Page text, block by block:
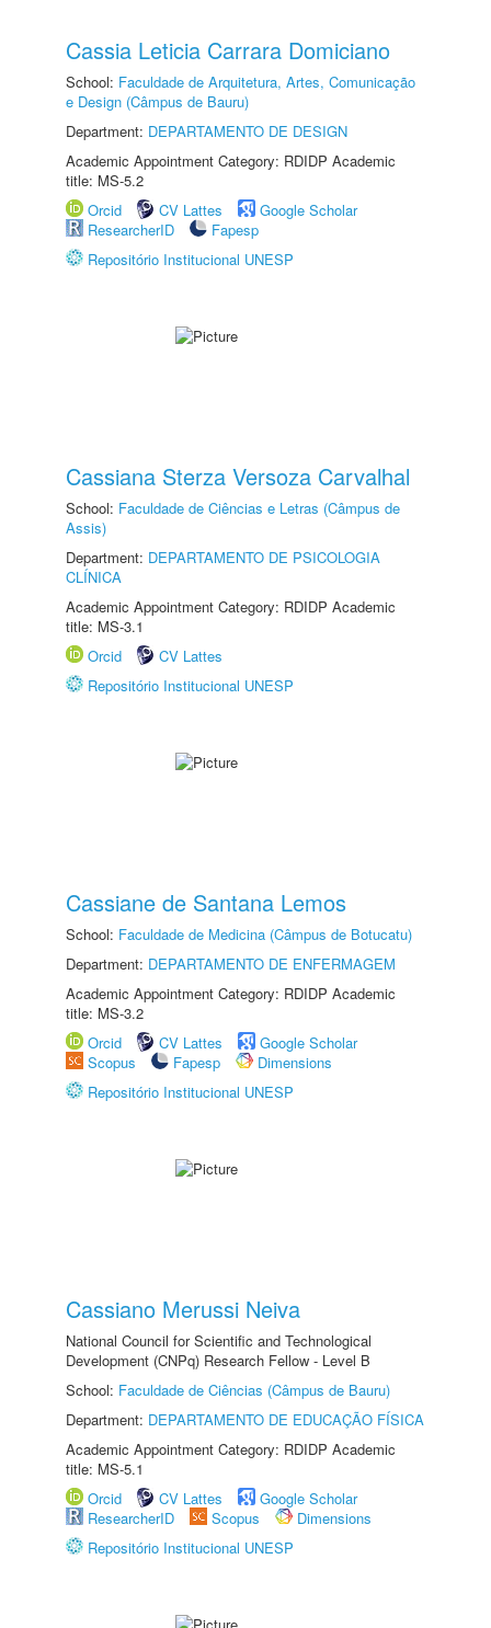
Cassia Leticia Carrara Domiciano
School: Faculdade de Arquitetura, Artes, Comunicação
e Design (Câmpus de Bauru)
Department: DEPARTAMENTO DE DESIGN
Academic Appointment Category: RDIDP Academic
title: MS-5.2
Orcid
CV Lattes
Google Scholar
ResearcherID
Fapesp
Repositório Institucional UNESP
Cassiana Sterza Versoza Carvalhal
School: Faculdade de Ciências e Letras (Câmpus de
Assis)
Department: DEPARTAMENTO DE PSICOLOGIA
CLÍNICA
Academic Appointment Category: RDIDP Academic
title: MS-3.1
Orcid
CV Lattes
Repositório Institucional UNESP
Cassiane de Santana Lemos
School: Faculdade de Medicina (Câmpus de Botucatu)
Department: DEPARTAMENTO DE ENFERMAGEM
Academic Appointment Category: RDIDP Academic
title: MS-3.2
Orcid
CV Lattes
Google Scholar
Scopus
Fapesp
Dimensions
Repositório Institucional UNESP
Cassiano Merussi Neiva
National Council for Scientific and Technological
Development (CNPq) Research Fellow - Level B
School: Faculdade de Ciências (Câmpus de Bauru)
Department: DEPARTAMENTO DE EDUCAÇÃO FÍSICA
Academic Appointment Category: RDIDP Academic
title: MS-5.1
Orcid
CV Lattes
Google Scholar
ResearcherID
Scopus
Dimensions
Repositório Institucional UNESP